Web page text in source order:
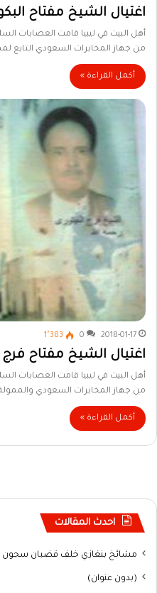
اغتيال الشيخ مفتاح
أهل البيت في ليبيا قامت العصابات
من جهاز المخابرات السعودي التابع
أكمل القراءة »
2018-01-17
0 1٬383
اغتيال الشيخ مفتاح فرج
أهل البيت في ليبيا قامت العصابات
من جهاز المخابرات السعودي
أكمل القراءة »
احدث المقالات
مشائخ بنغازي خلف قضبان سجون
(بدون عنوان)